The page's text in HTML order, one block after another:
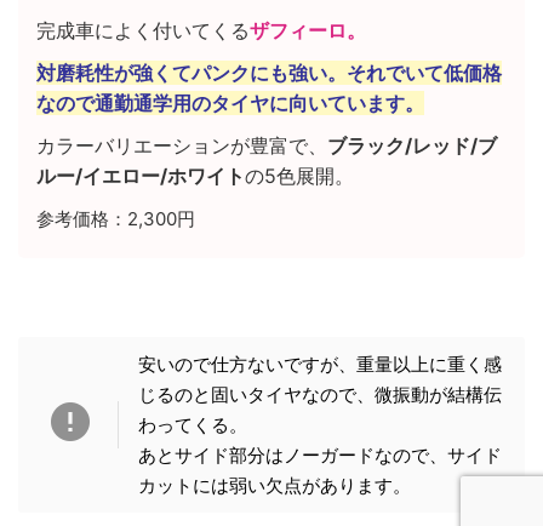
完成車によく付いてくるザフィーロ。
対磨耗性が強くてパンクにも強い。それでいて低価格
なので通勤通学用のタイヤに向いています。
カラーバリエーションが豊富で、 ブラック/レッド/ブ
ルー/イエロー/ホワイトの5色展開。
参考価格：2,300円
安いので仕方ないですが、重量以上に重く感
じるのと固いタイヤなので、微振動が結構伝
わってくる。
あとサイド部分はノーガードなので、サイド
カットには弱い欠点があります。